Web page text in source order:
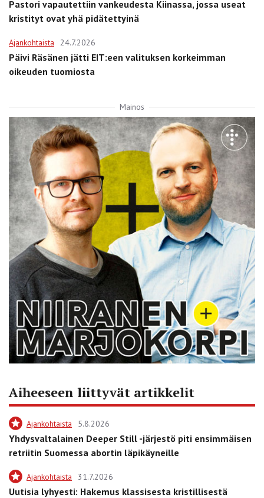
Pastori vapautettiin vankeudesta Kiinassa, jossa useat
kristityt ovat yhä pidätettyinä
Ajankohtaista 24.7.2026
Päivi Räsänen jätti EIT:een valituksen korkeimman
oikeuden tuomiosta
Mainos
Aiheeseen liittyvät artikkelit
Ajankohtaista 5.8.2026
Yhdysvaltalainen Deeper Still -järjestö piti ensimmäisen
retriitin Suomessa abortin läpikäyneille
Ajankohtaista 31.7.2026
Uutisia lyhyesti: Hakemus klassisesta kristillisestä